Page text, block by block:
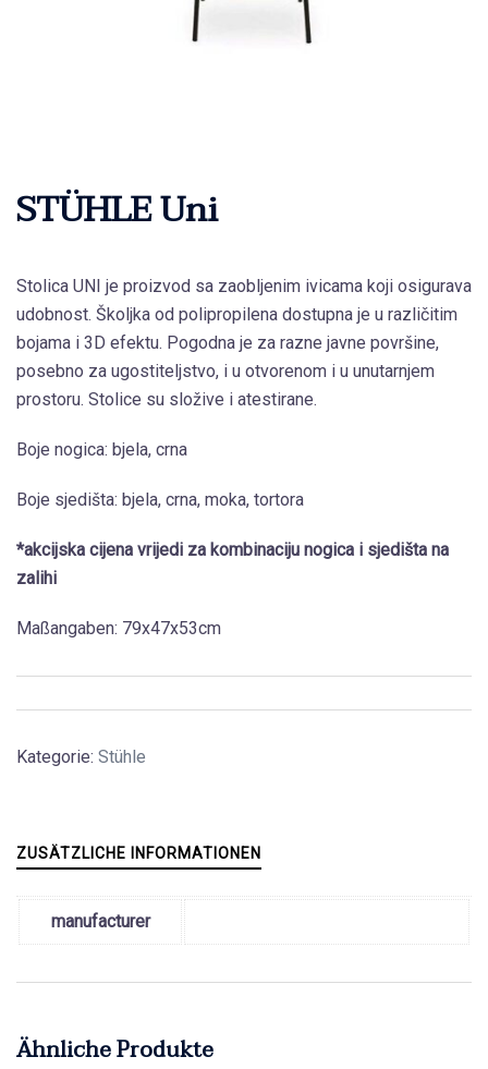
STÜHLE Uni
Stolica UNI je proizvod sa zaobljenim ivicama koji osigurava
udobnost. Školjka od polipropilena dostupna je u različitim
bojama i 3D efektu. Pogodna je za razne javne površine,
posebno za ugostiteljstvo, i u otvorenom i u unutarnjem
prostoru. Stolice su složive i atestirane.
Boje nogica: bjela, crna
Boje sjedišta: bjela, crna, moka, tortora
*akcijska cijena vrijedi za kombinaciju nogica i sjedišta na
zalihi
Maßangaben: 79x47x53cm
Kategorie: Stühle
ZUSÄTZLICHE INFORMATIONEN
manufacturer
Ähnliche Produkte